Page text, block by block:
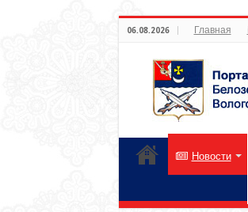
06.08.2026 Главная
Новости